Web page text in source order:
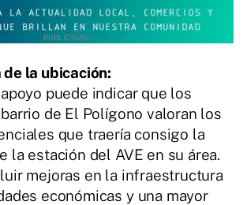
la ubicación:
puede indicar que los
de El Polígono valoran los
que traería consigo la
la estación del AVE en su área.
mejoras en la infraestructura
económicas y una mayor